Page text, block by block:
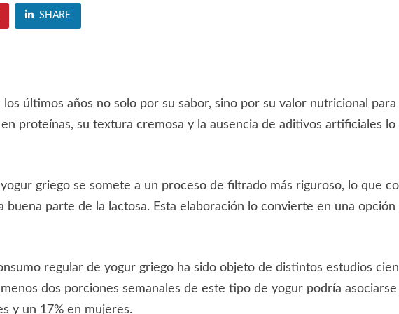
SHARE
últimos años no solo por su sabor, sino por su valor nutricional
proteínas, su textura cremosa y la ausencia de aditivos artificiales
griego se somete a un proceso de filtrado más riguroso, lo que
buena parte de la lactosa. Esta elaboración lo convierte en una
regular de yogur griego ha sido objeto de distintos estudios
dos porciones semanales de este tipo de yogur podría
y un 17% en mujeres.